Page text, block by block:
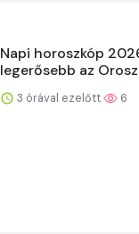
Napi horoszkóp
legerősebb az
3 órával ezelőtt 6